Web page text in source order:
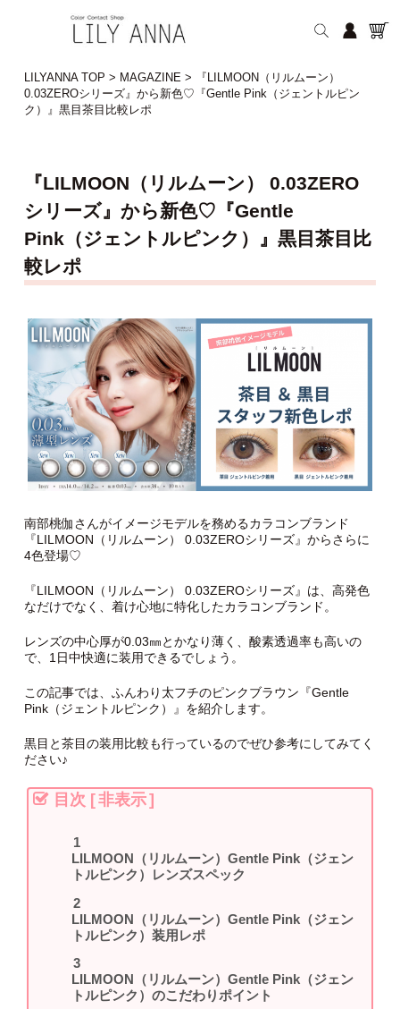
LILYANNA TOP > MAGAZINE>
『LILMOON（リルムーン）
0.03ZEROシリーズ』から新色♡『Gentle Pink（ジェントルピン
ク）』黒目茶目比較レポ
『LILMOON（リルムーン） 0.03ZERO
シリーズ』から新色♡『Gentle
Pink（ジェントルピンク）』黒目茶目比
較レポ
南部桃伽さんがイメージモデルを務めるカラコンブランド
『LILMOON（リルムーン） 0.03ZEROシリーズ』からさらに
4色登場♡
『LILMOON（リルムーン） 0.03ZEROシリーズ』は、高発色
なだけでなく、着け心地に特化したカラコンブランド。
レンズの中心厚が0.03㎜とかなり薄く、酸素透過率も高いの
で、1日中快適に装用できるでしょう。
この記事では、ふんわり太フチのピンクブラウン『Gentle
Pink（ジェントルピンク）』を紹介します。
黒目と茶目の装用比較も行っているのでぜひ参考にしてみてく
ださい♪
目次 [非表示]
LILMOON（リルムーン）Gentle Pink（ジェン
トルピンク）レンズスペック
LILMOON（リルムーン）Gentle Pink（ジェン
トルピンク）装用レポ
LILMOON（リルムーン）Gentle Pink（ジェン
トルピンク）のこだわりポイント